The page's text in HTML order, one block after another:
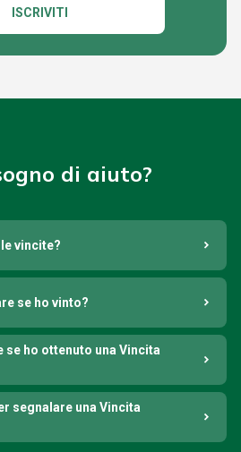
ISCRIVITI
di aiuto?
vincite?
se ho vinto?
se ho ottenuto una Vincita
segnalare una Vincita